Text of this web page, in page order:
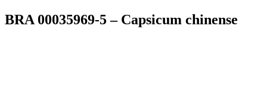
BRA 00035969-5 – Capsicum chinense